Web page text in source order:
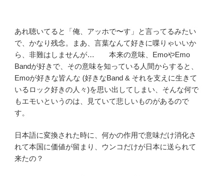
あれ聴いてると「俺、アッホで〜す」と言ってるみたい
で、かなり残念。まあ、言葉なんて好きに喋りゃいいか
ら、非難はしませんが… 本来の意味、EmoやEmo
Bandが好きで、その意味を知っている人間からすると、
Emoが好きな皆んな (好きなBand & それを支えに生きて
いるロック好きの人々)を思い出してしまい、そんな何で
もエモいというのは、見ていて悲しいものがあるので
す。
日本語に変換された時に、何かの作用で意味だけ消化さ
れて本国に価値が留まり、ウンコだけが日本に送られて
来たの？